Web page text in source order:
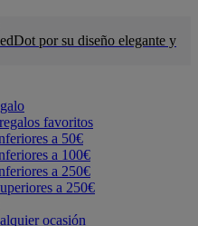
por su diseño elegante y
favoritos
a 50€
a 100€
a 250€
a 250€
ocasión